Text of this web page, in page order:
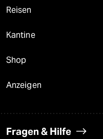
Reisen
Kantine
Shop
Anzeigen
Fragen & Hilfe